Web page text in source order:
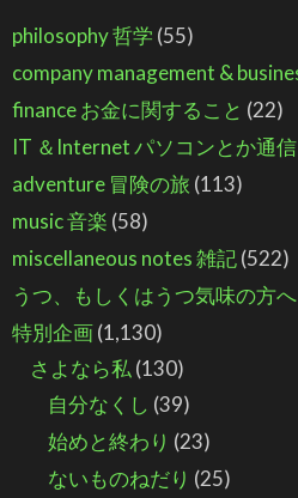
philosophy 哲学 (55)
company management &
finance お金に関すること (22)
IT ＆Internet パソコンとか通
adventure 冒険の旅 (113)
music 音楽 (58)
miscellaneous notes 雑記(522)
うつ、もしくはうつ気味の方へ
特別企画(1,130)
さよなら私(130)
自分なくし (39)
始めと終わり (23)
ないものねだり (25)